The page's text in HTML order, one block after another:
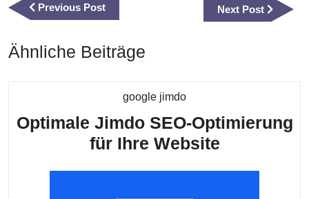
Previous PostPrevious
Post
Next Post
Next
Post
Ähnliche Beiträge
google jimdoKategorie
Optimale Jimdo SEO-Optimierung
für Ihre WebsiteOptimale